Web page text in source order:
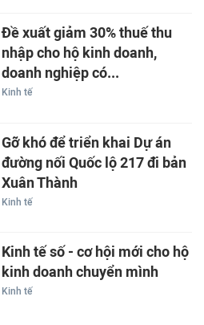
Đề xuất giảm 30% thuế thu
nhập cho hộ kinh doanh,
doanh nghiệp có...
Kinh tế
Gỡ khó để triển khai Dự án
đường nối Quốc lộ 217 đi bản
Xuân Thành
Kinh tế
Kinh tế số - cơ hội mới cho hộ
kinh doanh chuyển mình
Kinh tế